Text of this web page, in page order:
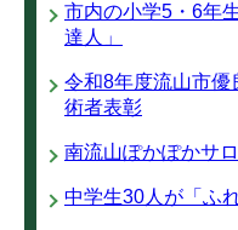
市内の小学5・6年
達人」
令和8年度流山市優
術者表彰
南流山ぽかぽかサ
中学生30人が「ふ